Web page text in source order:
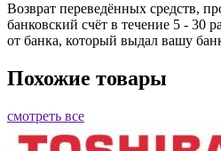
Возврат переведённых средств,
банковский счёт в течение 5 - 30
от банка, который выдал вашу
Похожие товары
смотреть все